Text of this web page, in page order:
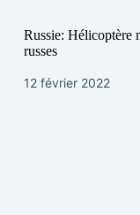
Russie: Hélicoptère
russes
12 février 2022